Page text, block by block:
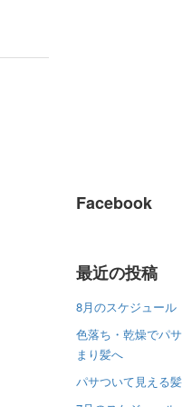
Facebook
最近の投稿
8月のスケジュール
色落ち・乾燥でパ
まり髪へ
パサついて見える